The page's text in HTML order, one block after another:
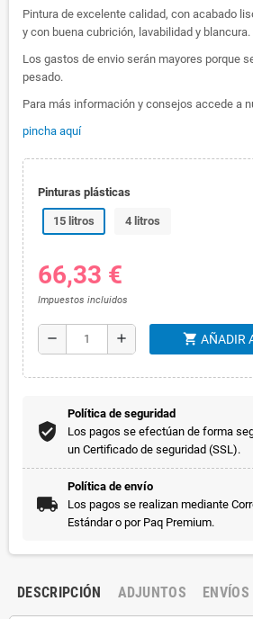
Pintura de excelente calidad, con acabado
y con buena cubrición, lavabilidad y blancura.
Los gastos de envio serán mayores porque
pesado.
Para más información y consejos accede a
pincha aquí
Pinturas plásticas
15 litros 4 litros
66,33 €
Impuestos incluidos
remove add shopping_cart AÑADIR
Política de seguridad
Los pagos se efectúan de forma
un Certificado de seguridad (SSL).
Política de envío
Los pagos se realizan mediante
Estándar o por Paq Premium.
DESCRIPCIÓN ADJUNTOS ENVÍOS